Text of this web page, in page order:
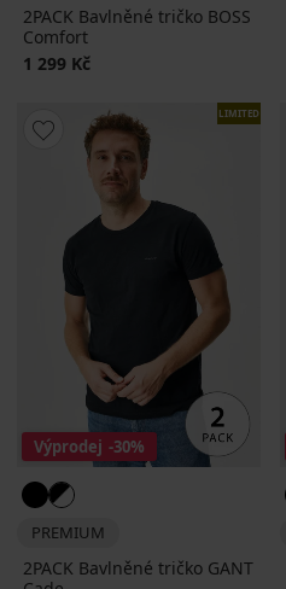
2PACK Bavlněné tričko BOSS
Comfort
1 299 Kč
LIMITED
Výprodej -30%
PREMIUM
2PACK Bavlněné tričko GANT